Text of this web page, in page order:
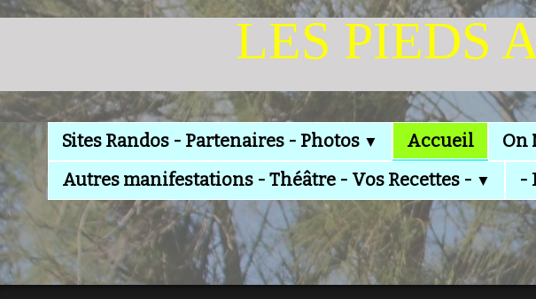
LES PIEDS
Sites Randos - Partenaires - Photos ▼ Accueil On
Autres manifestations - Théâtre - Vos Recettes - ▼ -